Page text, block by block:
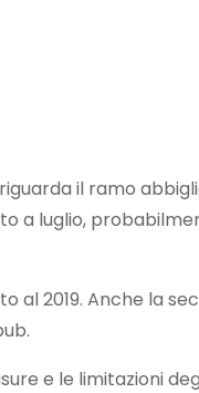
il ramo
a luglio,
al 2019. Anche la
e le limitazioni